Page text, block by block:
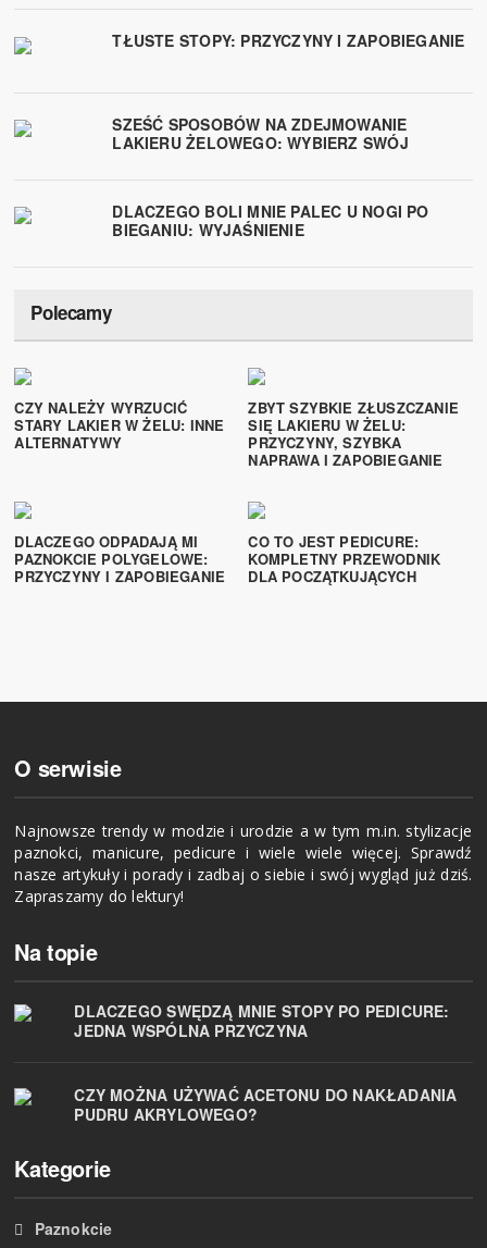
TŁUSTE STOPY: PRZYCZYNY I ZAPOBIEGANIE
SZEŚĆ SPOSOBÓW NA ZDEJMOWANIE
LAKIERU ŻELOWEGO: WYBIERZ SWÓJ
DLACZEGO BOLI MNIE PALEC U NOGI PO
BIEGANIU: WYJAŚNIENIE
Polecamy
CZY NALEŻY WYRZUCIĆ
STARY LAKIER W ŻELU: INNE
ALTERNATYWY
ZBYT SZYBKIE ZŁUSZCZANIE
SIĘ LAKIERU W ŻELU:
PRZYCZYNY, SZYBKA
NAPRAWA I ZAPOBIEGANIE
DLACZEGO ODPADAJĄ MI
PAZNOKCIE POLYGELOWE:
PRZYCZYNY I ZAPOBIEGANIE
CO TO JEST PEDICURE:
KOMPLETNY PRZEWODNIK
DLA POCZĄTKUJĄCYCH
O serwisie
Najnowsze trendy w modzie i urodzie a w tym m.in. stylizacje
paznokci, manicure, pedicure i wiele wiele więcej. Sprawdź
nasze artykuły i porady i zadbaj o siebie i swój wygląd już dziś.
Zapraszamy do lektury!
Na topie
DLACZEGO SWĘDZĄ MNIE STOPY PO PEDICURE:
JEDNA WSPÓLNA PRZYCZYNA
CZY MOŻNA UŻYWAĆ ACETONU DO NAKŁADANIA
PUDRU AKRYLOWEGO?
Kategorie
Paznokcie